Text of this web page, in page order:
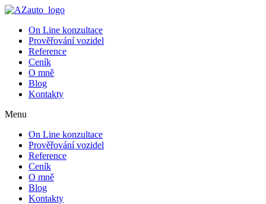
On Line konzultace
Prověřování vozidel
Reference
Ceník
O mně
Blog
Kontakty
Menu
On Line konzultace
Prověřování vozidel
Reference
Ceník
O mně
Blog
Kontakty